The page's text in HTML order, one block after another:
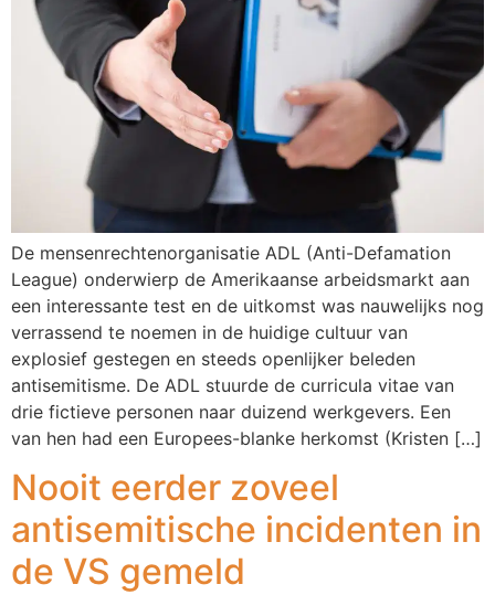
De mensenrechtenorganisatie ADL (Anti-Defamation
League) onderwierp de Amerikaanse arbeidsmarkt aan
een interessante test en de uitkomst was nauwelijks nog
verrassend te noemen in de huidige cultuur van
explosief gestegen en steeds openlijker beleden
antisemitisme. De ADL stuurde de curricula vitae van
drie fictieve personen naar duizend werkgevers. Een
van hen had een Europees-blanke herkomst (Kristen […]
Nooit eerder zoveel
antisemitische incidenten in
de VS gemeld